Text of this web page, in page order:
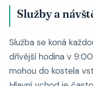
Služby a
Služba se koná
dřívější hodina v
mohou do kostela